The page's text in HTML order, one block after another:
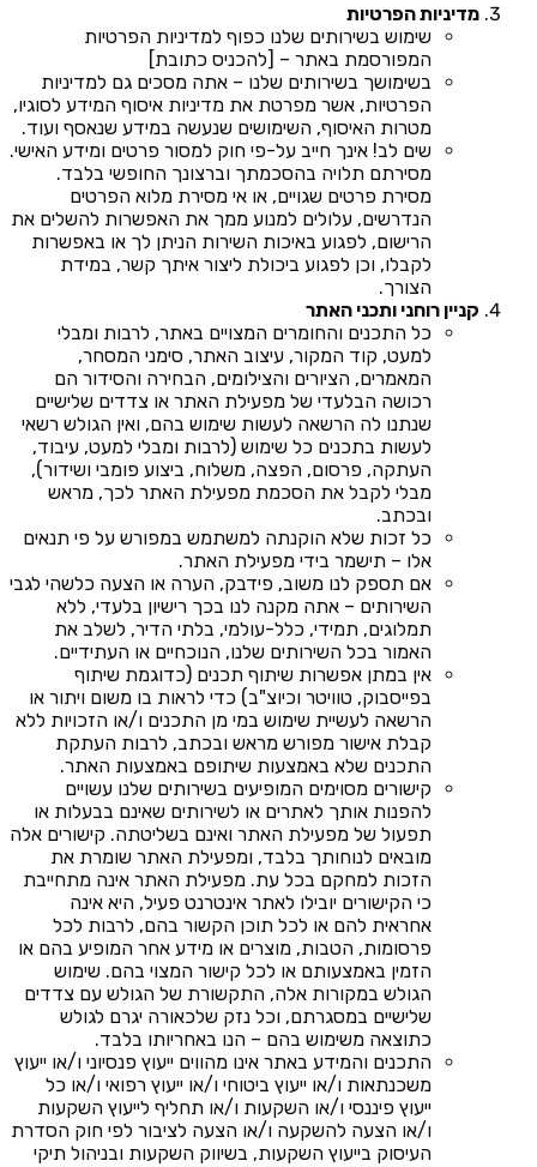
מדיניות הפרטיות
שימוש בשירותים שלנו כפוף למדיניות הפרטיות
המפורסמת באתר – [להכניס כתובת]
בשימושך בשירותים שלנו – אתה מסכים גם למדיניות
הפרטיות, אשר מפרטת את מדיניות איסוף המידע לסוגיו,
מטרות האיסוף, השימושים שנעשה במידע שנאסף ועוד.
שים לב! אינך חייב על-פי חוק למסור פרטים ומידע האישי.
מסירתם תלויה בהסכמתך וברצונך החופשי בלבד.
מסירת פרטים שגויים, או אי מסירת מלוא הפרטים
הנדרשים, עלולים למנוע ממך את האפשרות להשלים את
הרישום, לפגוע באיכות השירות הניתן לך או באפשרות
לקבלו, וכן לפגוע ביכולת ליצור איתך קשר, במידת
הצורך.
קניין רוחני ותכני האתר
כל התכנים והחומרים המצויים באתר, לרבות ומבלי
למעט, קוד המקור, עיצוב האתר, סימני המסחר,
המאמרים, הציורים והצילומים, הבחירה והסידור הם
רכושה הבלעדי של מפעילת האתר או צדדים שלישיים
שנתנו לה הרשאה לעשות שימוש בהם, ואין הגולש רשאי
לעשות בתכנים כל שימוש (לרבות ומבלי למעט, עיבוד,
העתקה, פרסום, הפצה, משלוח, ביצוע פומבי ושידור),
מבלי לקבל את הסכמת מפעילת האתר לכך, מראש
ובכתב.
כל זכות שלא הוקנתה למשתמש במפורש על פי תנאים
אלו – תישמר בידי מפעילת האתר.
אם תספק לנו משוב, פידבק, הערה או הצעה כלשהי לגבי
השירותים – אתה מקנה לנו בכך רישיון בלעדי, ללא
תמלוגים, תמידי, כלל-עולמי, בלתי הדיר, לשלב את
האמור בכל השירותים שלנו, הנוכחיים או העתידיים.
אין במתן אפשרות שיתוף תכנים (כדוגמת שיתוף
בפייסבוק, טוויטר וכיוצ"ב) כדי לראות בו משום ויתור או
הרשאה לעשיית שימוש במי מן התכנים ו/או הזכויות ללא
קבלת אישור מפורש מראש ובכתב, לרבות העתקת
התכנים שלא באמצעות שיתופם באמצעות האתר.
קישורים מסוימים המופיעים בשירותים שלנו עשויים
להפנות אותך לאתרים או לשירותים שאינם בבעלות או
תפעול של מפעילת האתר ואינם בשליטתה. קישורים אלה
מובאים לנוחותך בלבד, ומפעילת האתר שומרת את
הזכות למחקם בכל עת. מפעילת האתר אינה מתחייבת
כי הקישורים יובילו לאתר אינטרנט פעיל, היא אינה
אחראית להם או לכל תוכן הקשור בהם, לרבות לכל
פרסומות, הטבות, מוצרים או מידע אחר המופיע בהם או
הזמין באמצעותם או לכל קישור המצוי בהם. שימוש
הגולש במקורות אלה, התקשורת של הגולש עם צדדים
שלישיים במסגרתם, וכל נזק שלכאורה יגרם לגולש
כתוצאה משימוש בהם – הנו באחריותו בלבד.
התכנים והמידע באתר אינו מהווים ייעוץ פנסיוני ו/או ייעוץ
משכנתאות ו/או ייעוץ ביטוחי ו/או ייעוץ רפואי ו/או כל
ייעוץ פיננסי ו/או השקעות ו/או תחליף לייעוץ השקעות
ו/או הצעה להשקעה ו/או הצעה לציבור לפי חוק הסדרת
העיסוק בייעוץ השקעות, בשיווק השקעות ובניהול תיקי